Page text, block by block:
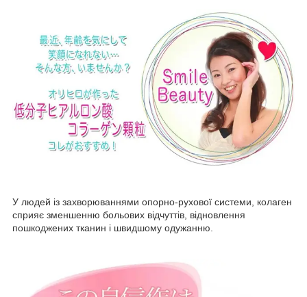
У людей із захворюваннями опорно-рухової системи, колаген
сприяє зменшенню больових відчуттів, відновлення
пошкоджених тканин і швидшому одужанню.